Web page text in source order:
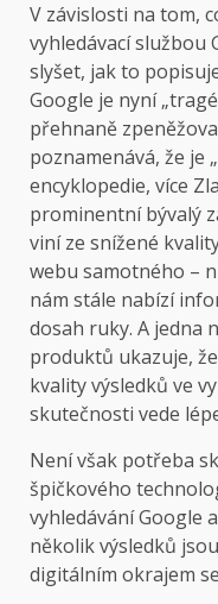
V závislosti na tom,
vyhledávací službou
slyšet, jak to
Google je nyní
přehnaně
poznamenává, že je
encyklopedie, více
prominentní bývalý
viní ze snížené
webu samotného –
nám stále nabízí
dosah ruky. A jedna
produktů ukazuje,
kvality výsledků ve
skutečnosti vede
Není však potřeba
špičkového
vyhledávání Google
několik výsledků
digitálním okrajem